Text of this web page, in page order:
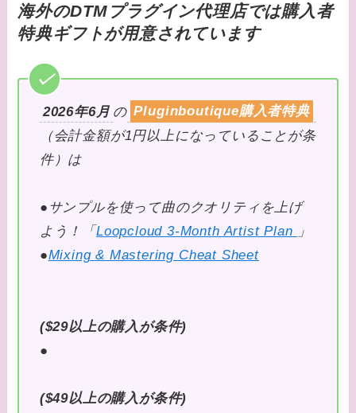
海外のDTMプラグイン代理店では購入者
特典ギフトが用意されています
2026年6月 の Pluginboutique購入者特典
（会計金額が1円以上になっていることが条
件）は
●サンプルを使って曲のクオリティを上げ
よう！「Loopcloud 3-Month Artist Plan
」
●Mixing & Mastering Cheat Sheet
($29以上の購入が条件)
●
($49以上の購入が条件)